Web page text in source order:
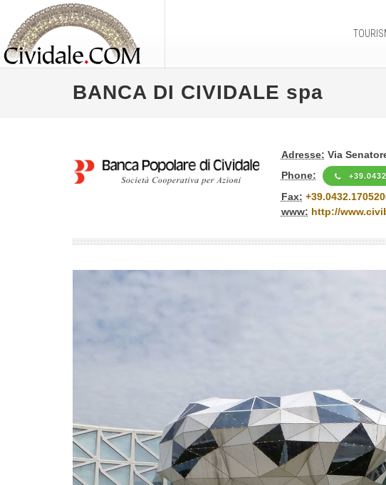
BANCA DI CIVIDALE spa
Adresse: Via
Phone:
Fax:
www: http://